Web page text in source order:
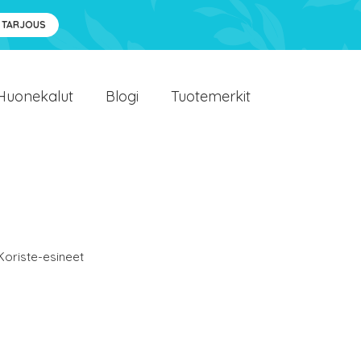
TARJOUS
Blogi Tuotemerkit
esineet